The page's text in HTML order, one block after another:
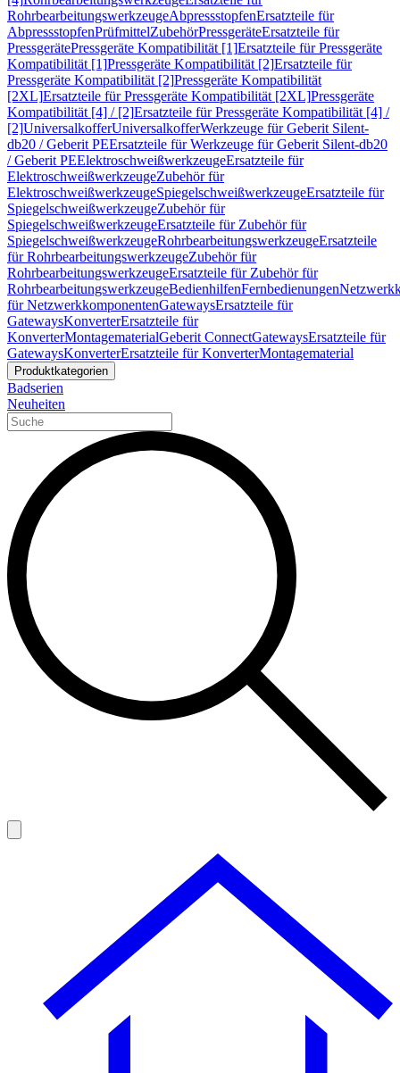
RohrbearbeitungswerkzeugeAbpressstopfenErsatzteile für
AbpressstopfenPrüfmittelZubehörPressgeräteErsatzteile für
PressgerätePressgeräte Kompatibilität [1]Ersatzteile für Pressgeräte
Kompatibilität [1]Pressgeräte Kompatibilität [2]Ersatzteile für
Pressgeräte Kompatibilität [2]Pressgeräte Kompatibilität
[2XL]Ersatzteile für Pressgeräte Kompatibilität [2XL]Pressgeräte
Kompatibilität [4] / [2]Ersatzteile für Pressgeräte Kompatibilität [4] /
[2]UniversalkofferUniversalkofferWerkzeuge für Geberit Silent-
db20 / Geberit PEErsatzteile für Werkzeuge für Geberit Silent-db20
/ Geberit PEElektroschweißwerkzeugeErsatzteile für
ElektroschweißwerkzeugeZubehör für
ElektroschweißwerkzeugeSpiegelschweißwerkzeugeErsatzteile für
SpiegelschweißwerkzeugeZubehör für
SpiegelschweißwerkzeugeErsatzteile für Zubehör für
SpiegelschweißwerkzeugeRohrbearbeitungswerkzeugeErsatzteile
für RohrbearbeitungswerkzeugeZubehör für
RohrbearbeitungswerkzeugeErsatzteile für Zubehör für
RohrbearbeitungswerkzeugeBedienhilfenFernbedienungen
für NetzwerkkomponentenGatewaysErsatzteile für
GatewaysKonverterErsatzteile für
KonverterMontagematerialGeberit ConnectGatewaysErsatzteile für
GatewaysKonverterErsatzteile für KonverterMontagematerial
Produktkategorien
Badserien
Neuheiten